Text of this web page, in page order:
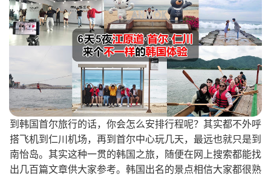
到韩国首尔旅行的话，你会怎么安排行程呢？其实都不外呼
搭飞机到仁川机场，再到首尔中心玩几天，最远也就只是到
南怡岛。其实这种一贯的韩国之旅，随便在网上搜索都能找
出几百篇文章供大家参考。韩国出名的景点相信大家都很熟